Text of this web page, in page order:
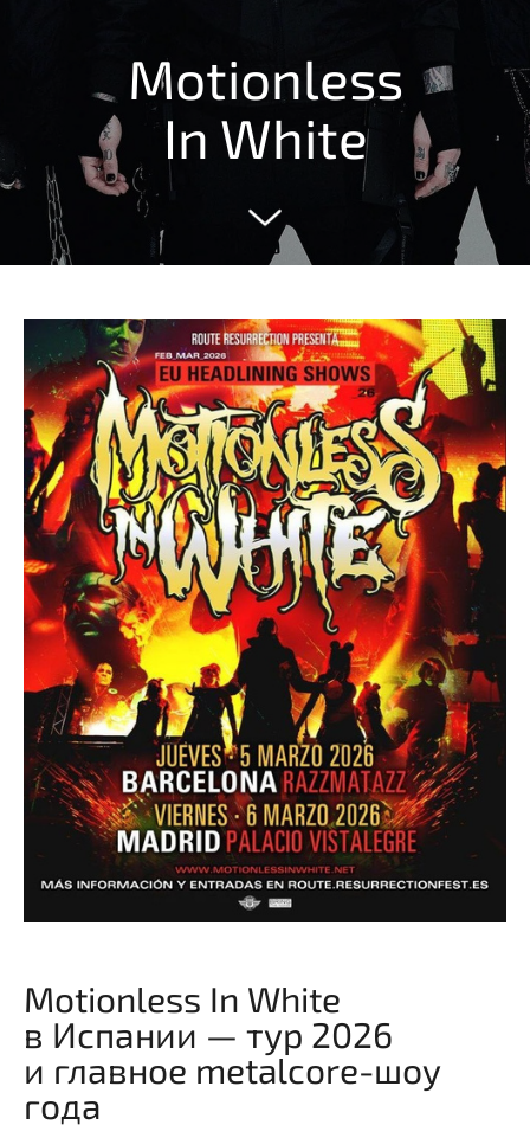
Motionless
In White
Motionless In White
в Испании — тур 2026
и главное metalcore-шоу
года